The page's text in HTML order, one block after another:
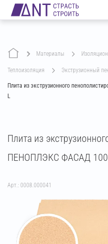
Материалы
теплоизоляция экструзионный
Плита из экструзионного
L
Плита из
ПЕНОПЛЭКС ФАСАД
Арт.: 0008.000041